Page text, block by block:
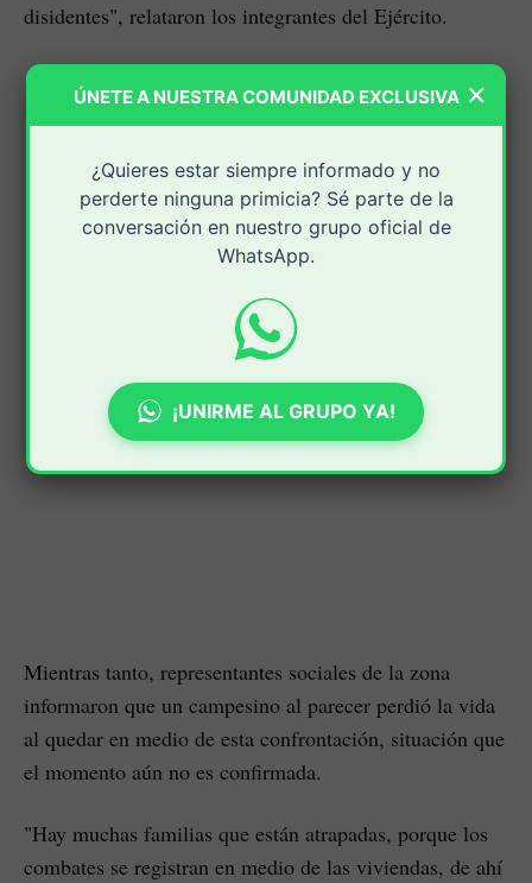
disidentes", relataron los integrantes del Ejército.
Mientras tanto, representantes sociales de la zona
informaron que un campesino al parecer perdió la vida
al quedar en medio de esta confrontación, situación que
el momento aún no es confirmada.
"Hay muchas familias que están atrapadas, porque los
combates se registran en medio de las viviendas, de ahí
×
ÚNETE A NUESTRA COMUNIDAD EXCLUSIVA
¿Quieres estar siempre informado y no
perderte ninguna primicia? Sé parte de la
conversación en nuestro grupo oficial de
WhatsApp.
¡UNIRME AL GRUPO YA!